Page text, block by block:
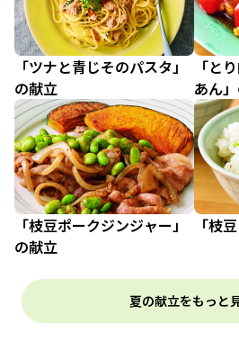
「ツナと青じそのパスタ」
の献立
「と
あん
「枝豆ポークジンジャー」
の献立
「枝
夏の献立をもっと